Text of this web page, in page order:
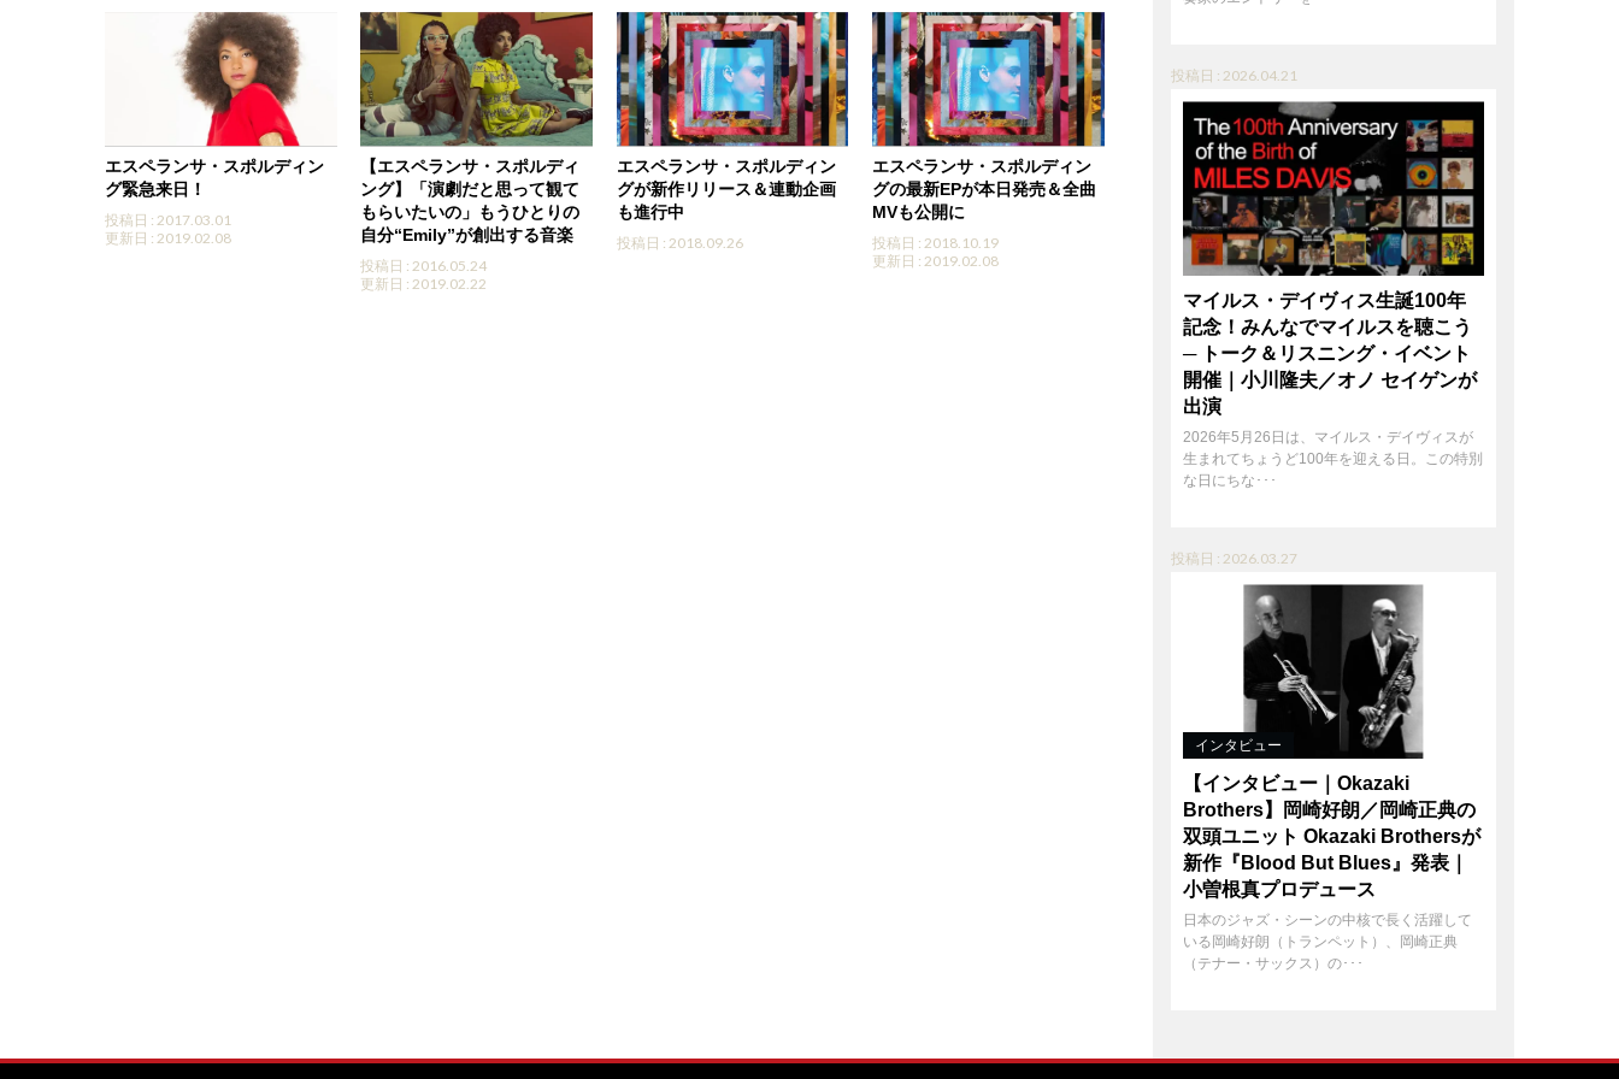
エスペランサ・スポルディン
グ緊急来日！
投稿日 : 2017.03.01
更新日 : 2019.02.08
【エスペランサ・スポルディ
ング】「演劇だと思って観て
もらいたいの」もうひとりの
自分“Emily”が創出する音楽
投稿日 : 2016.05.24
更新日 : 2019.02.22
エスペランサ・スポルディン
グが新作リリース＆連動企画
も進行中
投稿日 : 2018.09.26
エスペランサ・スポルディン
グの最新EPが本日発売＆全曲
MVも公開に
投稿日 : 2018.10.19
更新日 : 2019.02.08
投稿日 : 2026.04.21
マイルス・デイヴィス生誕100年
記念！みんなでマイルスを聴こう
─ トーク＆リスニング・イベント
開催｜小川隆夫／オノ セイゲンが
出演
2026年5月26日は、マイルス・デイヴィスが
生まれてちょうど100年を迎える日。この特別
な日にちな･･･
投稿日 : 2026.03.27
インタビュー
【インタビュー｜Okazaki
Brothers】岡崎好朗／岡崎正典の
双頭ユニット Okazaki Brothersが
新作『Blood But Blues』発表｜
小曽根真プロデュース
日本のジャズ・シーンの中核で長く活躍して
いる岡崎好朗（トランペット）、岡崎正典
（テナー・サックス）の･･･